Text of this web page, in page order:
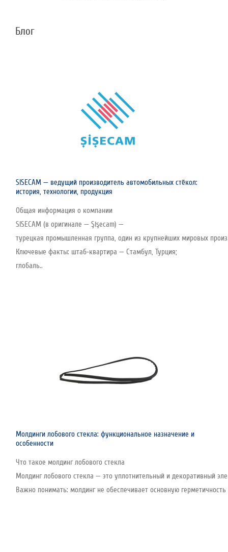
Блог
SISECAM — ведущий производитель автомобильных стёкол:
история, технологии, продукция
Общая информация о компании
SISECAM (в оригинале — Şişecam) —
турецкая промышленная группа, один из крупнейших мировых
Ключевые факты: штаб‑квартира — Стамбул, Турция;
глобаль..
Молдинги лобового стекла: функциональное назначение и
особенности
Что такое молдинг лобового стекла
Молдинг лобового стекла — это уплотнительный и декоративный
Важно понимать: молдинг не обеспечивает основную